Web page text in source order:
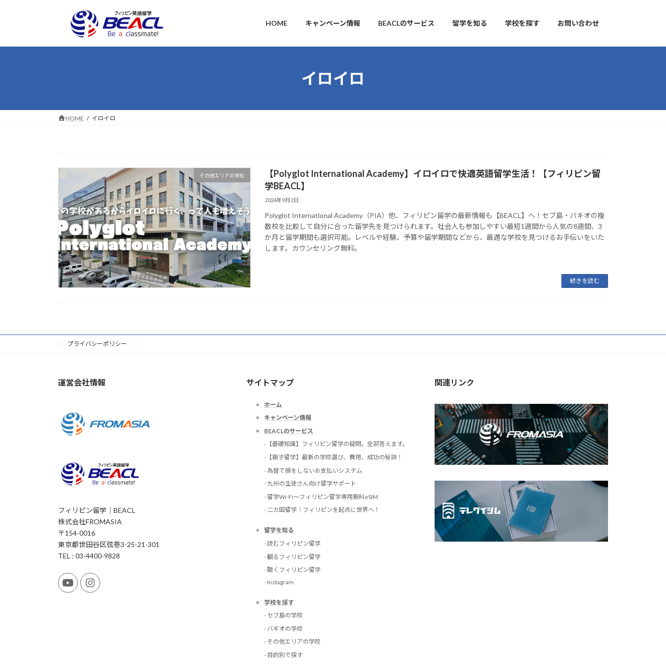
プ
動
HOME キャンペーン情報 BEACLのサービス 留学を知る 学校を探す お問い合わせ
イロイロ
HOME イロイロ
その他エリアの学校
【Polyglot International Academy】イロイロで快適英語留学生活！【フィリピン留
学BEACL】
2024年9月2日
Polyglot International Academy（PIA）他、フィリピン留学の最新情報も【BEACL】へ！セブ島・バキオの複
数校を比較して自分に合った留学先を見つけられます。社会人も参加しやすい最短1週間から人気の8週間、3
か月と留学期間も選択可能。レベルや経験、予算や留学期間などから、最適な学校を見つけるお手伝いをいた
します。カウンセリング無料。
続きを読む
プライバシーポリシー
運営会社情報
フィリピン留学｜BEACL
株式会社FROMASIA
〒154-0016
東京都世田谷区弦巻3-25-21-301
TEL : 03-4400-9828
サイトマップ
ホーム
キャンペーン情報
BEACLのサービス
-【基礎知識】フィリピン留学の疑問。全部答えます。
-【親子留学】最新の学校選び、費用、成功の秘訣！
- 為替で損をしないお支払いシステム
- 九州の生徒さん向け留学サポート
- 留学Wi-Fi〜フィリピン留学専用無料eSIM
- 二カ国留学｜フィリピンを起点に世界へ！
留学を知る
- 読むフィリピン留学
- 観るフィリピン留学
- 聴くフィリピン留学
- Instagram
学校を探す
- セブ島の学校
- バギオの学校
- その他エリアの学校
- 目的別で探す
関連リンク